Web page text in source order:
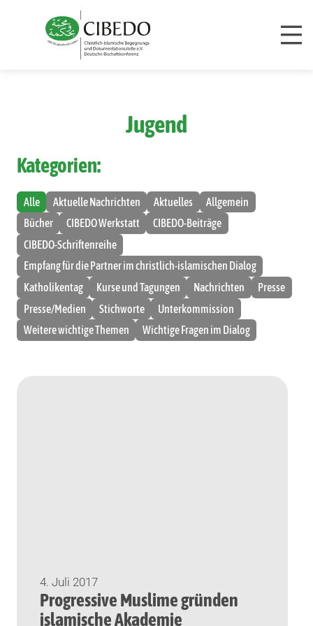
Jugend
Kategorien:
Alle Aktuelle Nachrichten Aktuelles
Allgemein
Bücher
CIBEDO Werkstatt
CIBEDO-Beiträge
CIBEDO-Schriftenreihe
Empfang für die Partner im christlich-islamischen Dialog
Katholikentag
Kurse und Tagungen Nachrichten
Presse
Presse/Medien
Stichworte
Unterkommission
Weitere wichtige Themen
Wichtige Fragen im Dialog
4. Juli 2017
Progressive Muslime gründen
islamische Akademie